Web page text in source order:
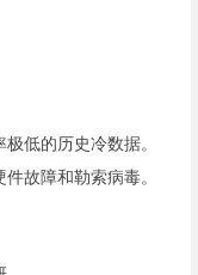
低的历史冷数据。
故障和勒索病毒。